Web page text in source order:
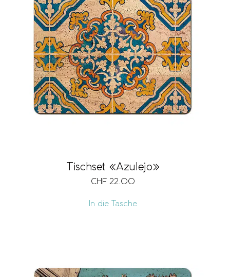
Tischset «Azulejo»
CHF 22.00
In die Tasche